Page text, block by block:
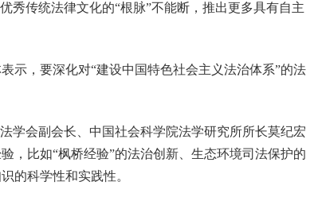
秀传统法律文化的“根脉”不能断，推出更多具有自主
，要深化对“建设中国特色社会主义法治体系”的法
会副会长、中国社会科学院法学研究所所长莫纪宏
，比如“枫桥经验”的法治创新、生态环境司法保护的
的科学性和实践性。